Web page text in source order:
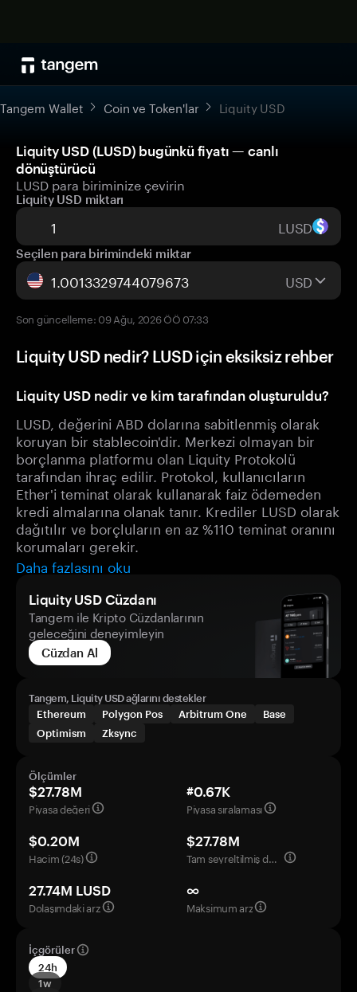
Tangem Wallet Coin ve Token'lar Liquity USD
Liquity USD (LUSD) bugünkü fiyatı — canlı
dönüştürücü
LUSD para biriminize çevirin
Liquity USD miktarı
LUSD
Seçilen para birimindeki miktar
USD
Son güncelleme: 09 Ağu, 2026 ÖÖ 07:33
Liquity USD nedir? LUSD için eksiksiz rehber
Liquity USD nedir ve kim tarafından oluşturuldu?
LUSD, değerini ABD dolarına sabitlenmiş olarak
koruyan bir stablecoin'dir. Merkezi olmayan bir
borçlanma platformu olan Liquity Protokolü
tarafından ihraç edilir. Protokol, kullanıcıların
Ether'i teminat olarak kullanarak faiz ödemeden
kredi almalarına olanak tanır. Krediler LUSD olarak
dağıtılır ve borçluların en az %110 teminat oranını
korumaları gerekir.
Daha fazlasını oku
Liquity USD Cüzdanı
Tangem ile Kripto Cüzdanlarının
geleceğini deneyimleyin
Cüzdan Al
Tangem, Liquity USD ağlarını destekler
Ethereum
Polygon Pos Arbitrum One
Base
Optimism
Zksync
Ölçümler
$27.78M
Piyasa değeri
#0.67K
Piyasa sıralaması
$0.20M
Hacim (24s)
$27.78M
Tam seyreltilmiş değerleme
27.74M LUSD
Dolaşımdaki arz
∞
Maksimum arz
İçgörüler
24h
1w